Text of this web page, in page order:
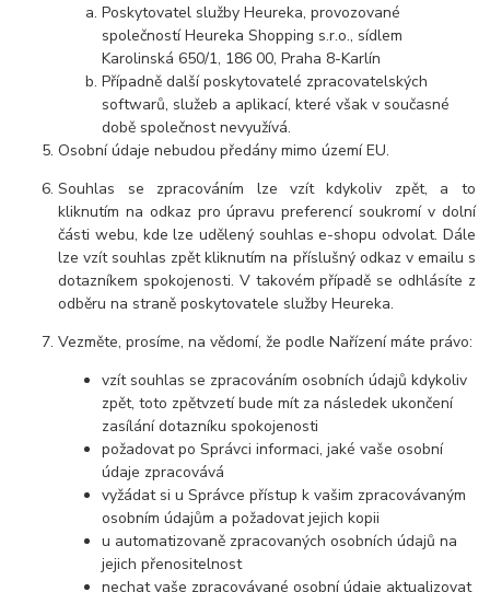
Poskytovatel služby Heureka, provozované
společností Heureka Shopping s.r.o., sídlem
Karolinská 650/1, 186 00, Praha 8-Karlín
Případně další poskytovatelé zpracovatelských
softwarů, služeb a aplikací, které však v současné
době společnost nevyužívá.
Osobní údaje nebudou předány mimo území EU.
Souhlas se zpracováním lze vzít kdykoliv zpět, a to
kliknutím na odkaz pro úpravu preferencí soukromí v dolní
části webu, kde lze udělený souhlas e-shopu odvolat. Dále
lze vzít souhlas zpět kliknutím na příslušný odkaz v emailu s
dotazníkem spokojenosti. V takovém případě se odhlásíte z
odběru na straně poskytovatele služby Heureka.
Vezměte, prosíme, na vědomí, že podle Nařízení máte právo:
vzít souhlas se zpracováním osobních údajů kdykoliv
zpět, toto zpětvzetí bude mít za následek ukončení
zasílání dotazníku spokojenosti
požadovat po Správci informaci, jaké vaše osobní
údaje zpracovává
vyžádat si u Správce přístup k vašim zpracovávaným
osobním údajům a požadovat jejich kopii
u automatizovaně zpracovaných osobních údajů na
jejich přenositelnost
nechat vaše zpracovávané osobní údaje aktualizovat